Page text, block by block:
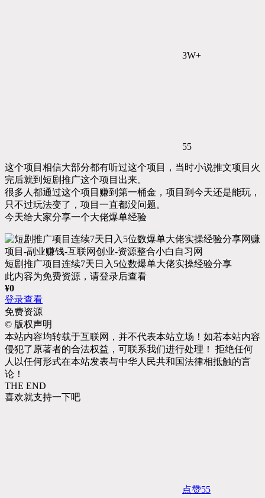
3W+
55
这个项目相信大部分都有听过这个项目，当时小说推文项目火
完后就到短剧推广这个项目出来。
很多人都通过这个项目赚到第一桶金，项目到今天还是能玩，
只不过玩法变了，项目一直都没问题。
今天给大家分享一个大佬爆单经验
短剧推广项目连续7天日入5位数爆单大佬实操经验分享
此内容为免费资源，请登录后查看
¥0
登录查看
免费资源
© 版权声明
本站内容均转载于互联网，并不代表本站立场！如若本站内容
侵犯了原著者的合法权益，可联系我们进行处理！ 拒绝任何
人以任何形式在本站发表与中华人民共和国法律相抵触的言
论！
THE END
喜欢就支持一下吧
点赞55